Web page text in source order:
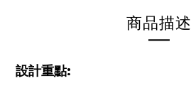
商品描述
設計重點: